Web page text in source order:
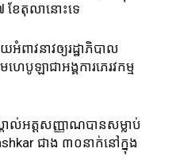
ខែតុលានោះទេ
ពាវនាវឲ្យរដ្ឋាភិបាល
េបូឡាជាអង្គការភេរវកម្ម
គាល់អត្តសញ្ញាណបានសម្លាប់
ជាង ៣០នាក់នៅក្នុង